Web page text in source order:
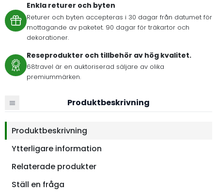
Enkla returer och byten
Returer och byten accepteras i 30 dagar från datumet för
mottagande av paketet. 90 dagar för träkartor och
dekorationer.
Reseprodukter och tillbehör av hög kvalitet.
68travel är en auktoriserad säljare av olika
premiummärken.
Produktbeskrivning
Produktbeskrivning
Ytterligare information
Relaterade produkter
Ställ en fråga